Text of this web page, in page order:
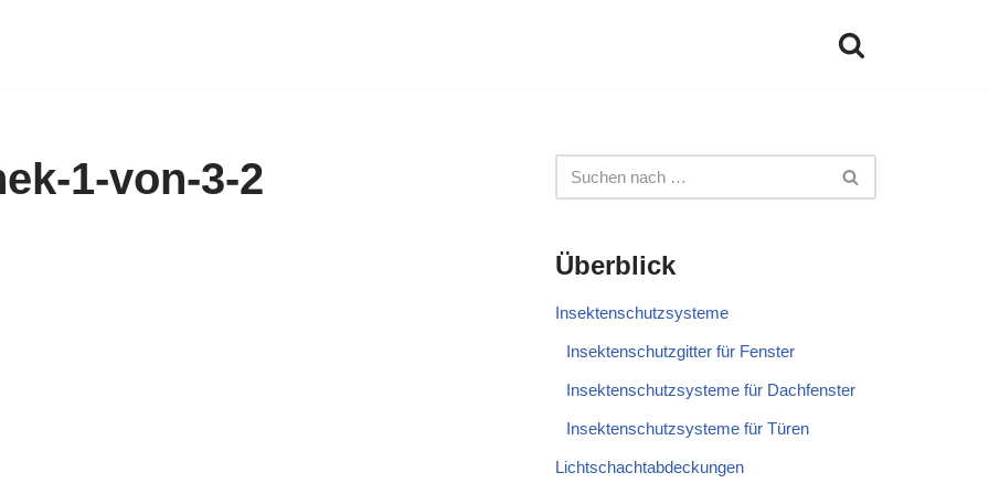
1-von-3-2
Überblick
Insektenschutzsysteme
Insektenschutzgitter für Fenster
Insektenschutzsysteme für Dachfenster
Insektenschutzsysteme für Türen
Lichtschachtabdeckungen